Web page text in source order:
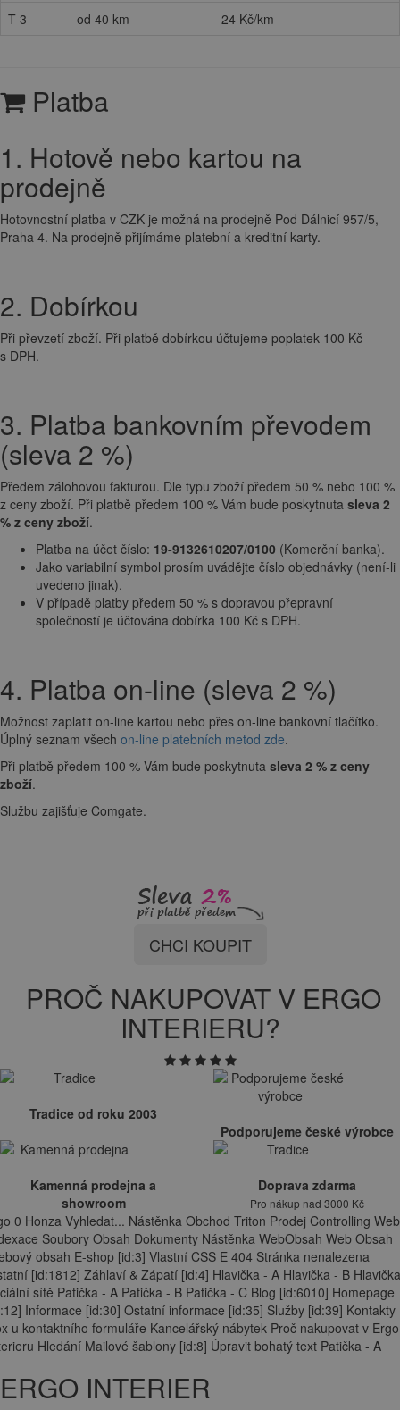
T 3 od 40 km 24 Kč/km
Platba
1. Hotově nebo kartou na
prodejně
Hotovnostní platba v CZK je možná na prodejně Pod Dálnicí 957/5,
Praha 4. Na prodejně přijímáme platební a kreditní karty.
2. Dobírkou
Při převzetí zboží. Při platbě dobírkou účtujeme poplatek 100 Kč
s DPH.
3. Platba bankovním převodem
(sleva 2 %)
Předem zálohovou fakturou. Dle typu zboží předem 50 % nebo 100 %
z ceny zboží. Při platbě předem 100 % Vám bude poskytnuta sleva 2
% z ceny zboží.
Platba na účet číslo: 19-9132610207/0100 (Komerční banka).
Jako variabilní symbol prosím uvádějte číslo objednávky (není-li
uvedeno jinak).
V případě platby předem 50 % s dopravou přepravní
společností je účtována dobírka 100 Kč s DPH.
4. Platba on-line (sleva 2 %)
Možnost zaplatit on-line kartou nebo přes on-line bankovní tlačítko.
Úplný seznam všech on-line platebních metod zde.
Při platbě předem 100 % Vám bude poskytnuta sleva 2 % z ceny
zboží.
Službu zajišťuje Comgate.
CHCI KOUPIT
PROČ NAKUPOVAT V ERGO
INTERIERU?
Tradice od roku 2003
Podporujeme české výrobce
Kamenná prodejna a
showroom
Doprava zdarma
Pro nákup nad 3000 Kč
0 Honza Vyhledat... Nástěnka Obchod Triton Prodej Controlling Web
Soubory Obsah Dokumenty Nástěnka WebObsah Web Obsah
obsah E-shop [id:3] Vlastní CSS E 404 Stránka nenalezena
[id:1812] Záhlaví & Zápatí [id:4] Hlavička - A Hlavička - B
sítě Patička - A Patička - B Patička - C Blog [id:6010] Homepage
Informace [id:30] Ostatní informace [id:35] Služby [id:39] Kontakty
u kontaktního formuláře Kancelářský nábytek Proč nakupovat v Ergo
Hledání Mailové šablony [id:8] Úpravit bohatý text Patička - A
ERGO INTERIER